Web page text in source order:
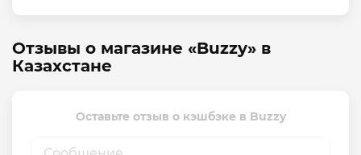
Отзывы о магазине «Buzzy» в
Казахстане
Оставьте отзыв о кэшбэке в Buzzy